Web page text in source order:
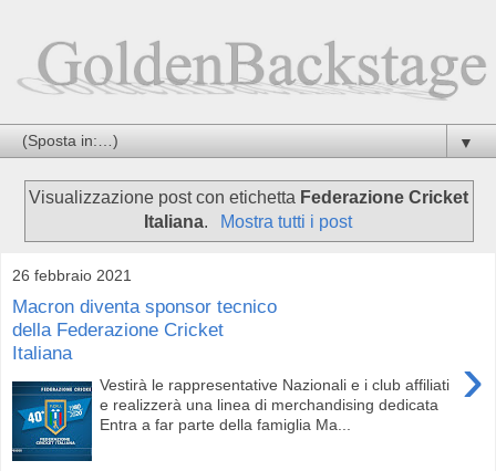
▼
Visualizzazione post con etichetta Federazione Cricket
Italiana. Mostra tutti i post
26 febbraio 2021
Macron diventa sponsor tecnico
della Federazione Cricket
Italiana
›
Vestirà le rappresentative Nazionali e i club affiliati
e realizzerà una linea di merchandising dedicata
Entra a far parte della famiglia Ma...